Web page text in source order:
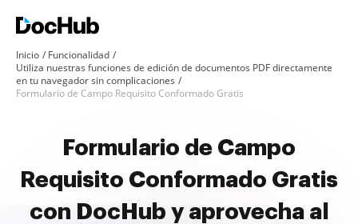
Inicio
Funcionalidad
Utiliza nuestras funciones de edición de documentos PDF directamente
en tu navegador sin complicaciones
Formulario de Campo Requisito Conformado Gratis
Formulario de Campo
Requisito Conformado Gratis
con DocHub y aprovecha al